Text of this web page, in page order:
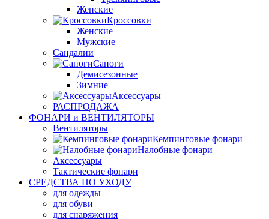
Женские
Кроссовки
Женские
Мужские
Сандалии
Сапоги
Демисезонные
Зимние
Аксессуары
РАСПРОДАЖА
ФОНАРИ и ВЕНТИЛЯТОРЫ
Вентиляторы
Кемпинговые фонари
Налобные фонари
Аксессуары
Тактические фонари
СРЕДСТВА ПО УХОДУ
для одежды
для обуви
для снаряжения